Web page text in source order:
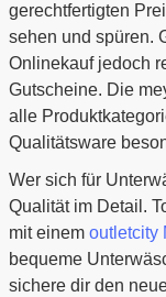
gerechtfertigten
sehen und spüren.
Onlinekauf jedoch
Gutscheine. Die
alle
Qualitätsware
Wer sich für
Qualität im Detail.
mit einem outletcity
bequeme
sichere dir den